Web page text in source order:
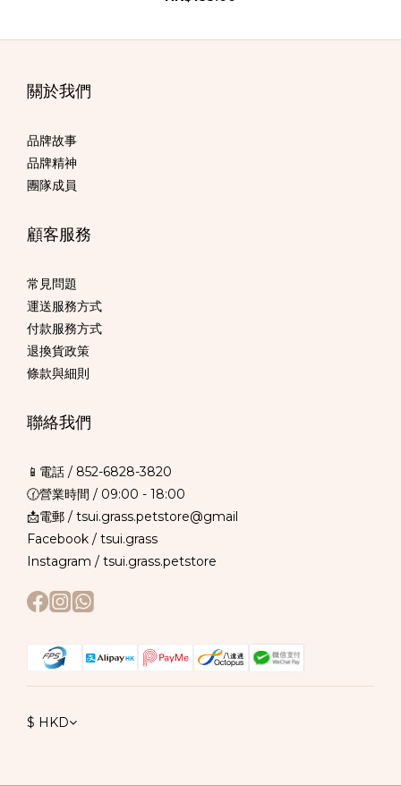
關於我們
品牌故事
品牌精神
團隊成員
顧客服務
常見問題
運送服務方式
付款服務方式
退換貨政策
條款與細則
聯絡我們
📱電話 / 852-6828-3820
🕜營業時間 / 09:00 - 18:00
📩電郵 / tsui.grass.petstore@gmail
Facebook / tsui.grass
Instagram / tsui.grass.petstore
$ HKD